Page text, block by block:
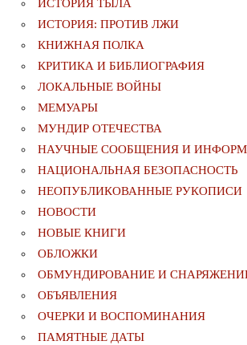
ИСТОРИЯ ТЫЛА
ИСТОРИЯ: ПРОТИВ ЛЖИ
КНИЖНАЯ ПОЛКА
КРИТИКА И БИБЛИОГРАФИЯ
ЛОКАЛЬНЫЕ ВОЙНЫ
МЕМУАРЫ
МУНДИР ОТЕЧЕСТВА
НАУЧНЫЕ СООБЩЕНИЯ И
НАЦИОНАЛЬНАЯ БЕЗОПАСНОСТЬ
НЕОПУБЛИКОВАННЫЕ РУКОПИСИ
НОВОСТИ
НОВЫЕ КНИГИ
ОБЛОЖКИ
ОБМУНДИРОВАНИЕ И
ОБЪЯВЛЕНИЯ
ОЧЕРКИ И ВОСПОМИНАНИЯ
ПАМЯТНЫЕ ДАТЫ